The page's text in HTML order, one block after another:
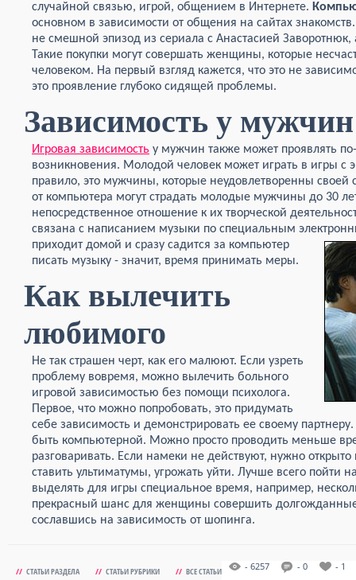
случайной связью, игрой, общением в Интернете.
основном в зависимости от общения на сайтах
не смешной эпизод из сериала с Анастасией Заворотнюк,
Такие покупки могут совершать женщины, которые
человеком. На первый взгляд кажется, что это не
это проявление глубоко сидящей проблемы.
Зависимость у мужчин
Игровая зависимость у мужчин также может проявлять
возникновения. Молодой человек может играть в игры с
правило, это мужчины, которые неудовлетворенны
от компьютера могут страдать молодые мужчины до 30
непосредственное отношение к их творческой
связана с написанием музыки по специальным
приходит домой и сразу садится за компьютер
писать музыку - значит, время принимать меры.
Как вылечить
любимого
Не так страшен черт, как его малюют. Если узреть
проблему вовремя, можно вылечить больного
игровой зависимостью без помощи психолога.
Первое, что можно попробовать, это придумать
себе зависимость и демонстрировать ее своему
быть компьютерной. Можно просто проводить меньше
разговаривать. Если намеки не действуют, нужно
ставить ультиматумы, угрожать уйти. Лучше всего пойти
выделять для игры специальное время, например,
прекрасный шанс для женщины совершить
сославшись на зависимость от шопинга.
// СТАТЬИ РАЗДЕЛА // СТАТЬИ РУБРИКИ // ВСЕ СТАТЬИ - 6257 - 0 - 1